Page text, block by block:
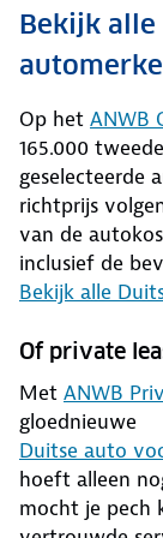
Bekijk alle
Op het ANWB
165.000
geselecteerde
richtprijs
van de
inclusief de
Bekijk alle
Of private
Met ANWB
gloednieuwe
Duitse auto
hoeft alleen
mocht je pech